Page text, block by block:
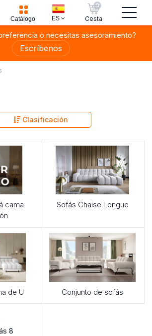
Catálogo ES
0
Cesta
o necesitas asesoramiento?
Escríbenos
Clasificación
cama
Sofás Chaise Longue
de U Conjunto de sofás
8